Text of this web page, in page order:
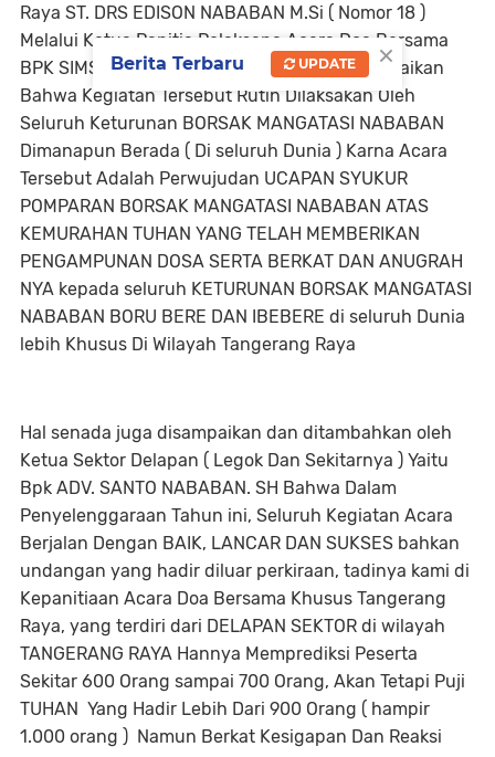
Raya ST. DRS EDISON NABABAN M.Si ( Nomor 18 )
Melalui Ketua Panitia Pelaksana Acara Doa Bersama
BPK SIMSON NABABAN ( Nomor 19 ) Menyampaikan
Bahwa Kegiatan Tersebut Rutin Dilaksakan Oleh
Seluruh Keturunan BORSAK MANGATASI NABABAN
Dimanapun Berada ( Di seluruh Dunia ) Karna Acara
Tersebut Adalah Perwujudan UCAPAN SYUKUR
POMPARAN BORSAK MANGATASI NABABAN ATAS
KEMURAHAN TUHAN YANG TELAH MEMBERIKAN
PENGAMPUNAN DOSA SERTA BERKAT DAN ANUGRAH
NYA kepada seluruh KETURUNAN BORSAK MANGATASI
NABABAN BORU BERE DAN IBEBERE di seluruh Dunia
lebih Khusus Di Wilayah Tangerang Raya
Hal senada juga disampaikan dan ditambahkan oleh
Ketua Sektor Delapan ( Legok Dan Sekitarnya ) Yaitu
Bpk ADV. SANTO NABABAN. SH Bahwa Dalam
Penyelenggaraan Tahun ini, Seluruh Kegiatan Acara
Berjalan Dengan BAIK, LANCAR DAN SUKSES bahkan
undangan yang hadir diluar perkiraan, tadinya kami di
Kepanitiaan Acara Doa Bersama Khusus Tangerang
Raya, yang terdiri dari DELAPAN SEKTOR di wilayah
TANGERANG RAYA Hannya Memprediksi Peserta
Sekitar 600 Orang sampai 700 Orang, Akan Tetapi Puji
TUHAN Yang Hadir Lebih Dari 900 Orang ( hampir
1.000 orang ) Namun Berkat Kesigapan Dan Reaksi
×
Berita Terbaru UPDATE